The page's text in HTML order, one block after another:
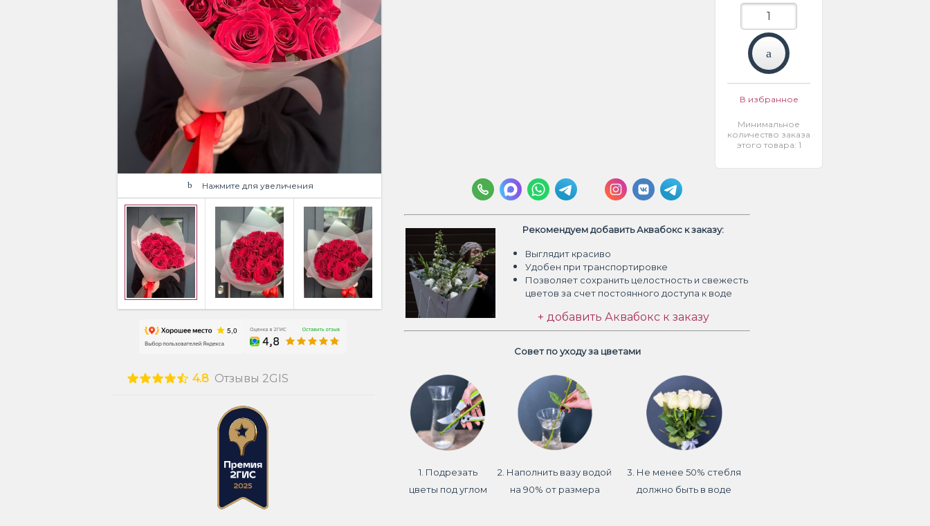
Нажмите для увеличения
4.8 Отзывы 2GIS
В избранное
Минимальное
количество заказа
этого товара: 1
Рекомендуем добавить Аквабокс к заказу:
Выглядит красиво
Удобен при транспортировке
Позволяет сохранить целостность и свежесть
цветов за счет постоянного доступа к воде
+ добавить Аквабокс к заказу
Совет по уходу за цветами
1. Подрезать
цветы под углом
2. Наполнить вазу водой
на 90% от размера
3. Не менее 50% стебля
должно быть в воде